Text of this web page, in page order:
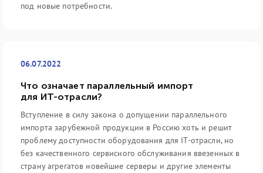
под новые потребности.
06.07.2022
Что означает параллельный импорт
для ИТ-отрасли?
Вступление в силу закона о допущении параллельного
импорта зарубежной продукции в Россию хоть и решит
проблему доступности оборудования для IT-отрасли, но
без качественного сервисного обслуживания ввезенных в
страну агрегатов новейшие серверы и другие элементы